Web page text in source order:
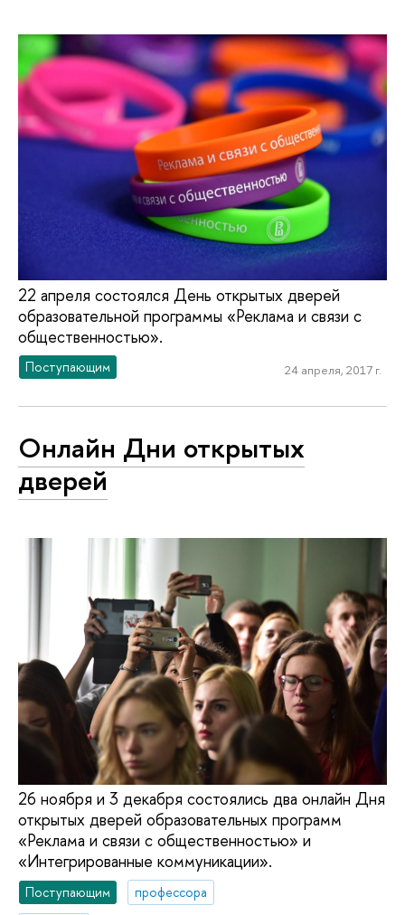
22 апреля состоялся День открытых дверей
образовательной программы «Реклама и связи с
общественностью».
Поступающим 24 апреля, 2017 г.
Онлайн Дни открытых
дверей
26 ноября и 3 декабря состоялись два онлайн Дня
открытых дверей образовательных программ
«Реклама и связи с общественностью» и
«Интегрированные коммуникации».
Поступающим
профессора